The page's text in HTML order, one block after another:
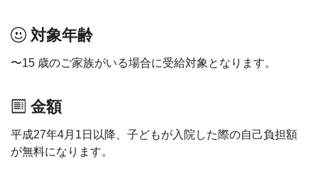
対象年齢
〜15 歳のご家族がいる場合に受給対象となります。
金額
平成27年4月1日以降、子どもが入院した際の自己負担額
が無料になります。